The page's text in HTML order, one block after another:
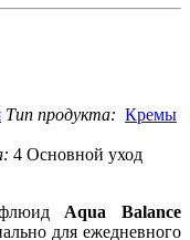
Тип продукта: Кремы
4 Основной уход
Aqua Balance
для ежедневного